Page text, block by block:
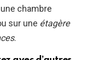
chambre
sur une étagère
.